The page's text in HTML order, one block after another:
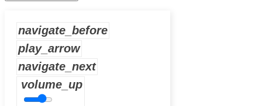
navigate_before
play_arrow
navigate_next
volume_up